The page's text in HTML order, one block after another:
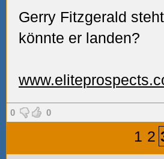
Gerry Fitzgerald
könnte er landen?
0 0
1 2